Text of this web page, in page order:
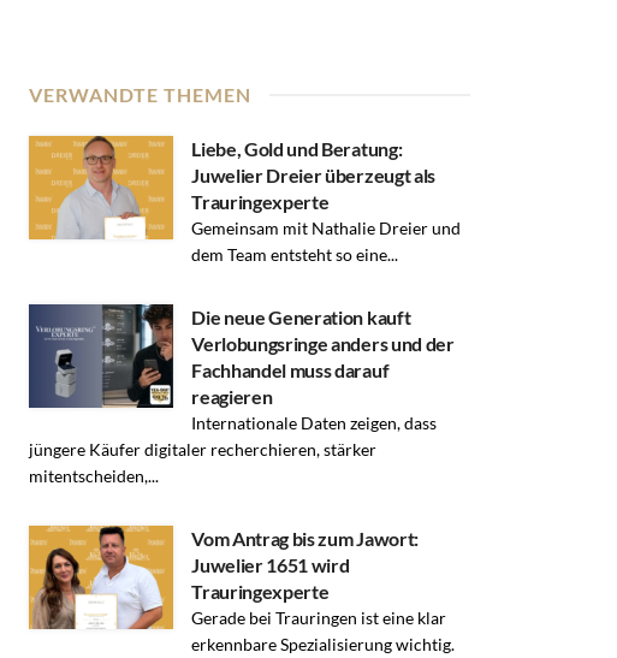
VERWANDTE THEMEN
Liebe, Gold und Beratung:
Juwelier Dreier überzeugt als
Trauringexperte
Gemeinsam mit Nathalie Dreier und
dem Team entsteht so eine...
Die neue Generation kauft
Verlobungsringe anders und der
Fachhandel muss darauf
reagieren
Internationale Daten zeigen, dass
jüngere Käufer digitaler recherchieren, stärker
mitentscheiden,...
Vom Antrag bis zum Jawort:
Juwelier 1651 wird
Trauringexperte
Gerade bei Trauringen ist eine klar
erkennbare Spezialisierung wichtig.